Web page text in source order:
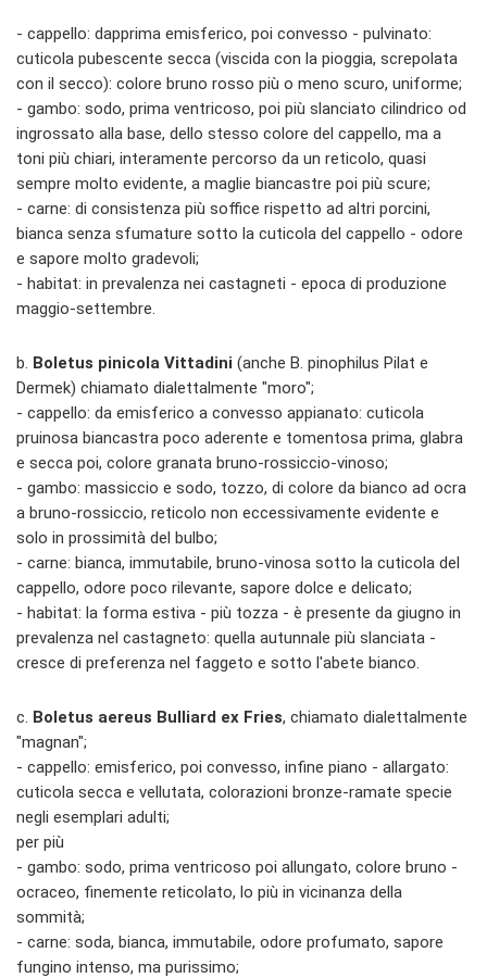
- cappello: dapprima emisferico, poi convesso - pulvinato:
cuticola pubescente secca (viscida con la pioggia, screpolata
con il secco): colore bruno rosso più o meno scuro, uniforme;
- gambo: sodo, prima ventricoso, poi più slanciato cilindrico od
ingrossato alla base, dello stesso colore del cappello, ma a
toni più chiari, interamente percorso da un reticolo, quasi
sempre molto evidente, a maglie biancastre poi più scure;
- carne: di consistenza più soffice rispetto ad altri porcini,
bianca senza sfumature sotto la cuticola del cappello - odore
e sapore molto gradevoli;
- habitat: in prevalenza nei castagneti - epoca di produzione
maggio-settembre.
b. Boletus pinicola Vittadini (anche B. pinophilus Pilat e
Dermek) chiamato dialettalmente "moro";
- cappello: da emisferico a convesso appianato: cuticola
pruinosa biancastra poco aderente e tomentosa prima, glabra
e secca poi, colore granata bruno-rossiccio-vinoso;
- gambo: massiccio e sodo, tozzo, di colore da bianco ad ocra
a bruno-rossiccio, reticolo non eccessivamente evidente e
solo in prossimità del bulbo;
- carne: bianca, immutabile, bruno-vinosa sotto la cuticola del
cappello, odore poco rilevante, sapore dolce e delicato;
- habitat: la forma estiva - più tozza - è presente da giugno in
prevalenza nel castagneto: quella autunnale più slanciata -
cresce di preferenza nel faggeto e sotto l'abete bianco.
c. Boletus aereus Bulliard ex Fries, chiamato dialettalmente
"magnan";
- cappello: emisferico, poi convesso, infine piano - allargato:
cuticola secca e vellutata, colorazioni bronze-ramate specie
negli esemplari adulti;
per più
- gambo: sodo, prima ventricoso poi allungato, colore bruno -
ocraceo, finemente reticolato, lo più in vicinanza della
sommità;
- carne: soda, bianca, immutabile, odore profumato, sapore
fungino intenso, ma purissimo;